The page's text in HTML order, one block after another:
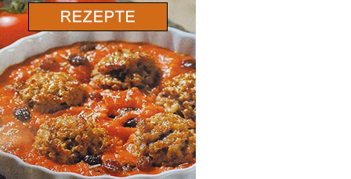
ohne Sellerie
ohne Lupine
ohne Gluten
ohne Nüsse